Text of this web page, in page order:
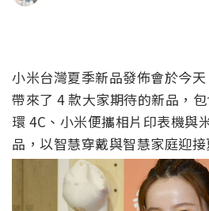
小米台灣夏季新品發佈會於今
帶來了 4 款大家期待的新品，
環 4C、小米便攜相片印表機與
品，以智慧穿戴與智慧家庭迎接